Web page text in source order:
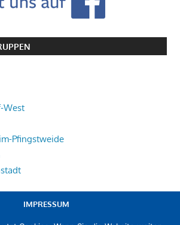
West
Pfingstweide
IMPRESSUM